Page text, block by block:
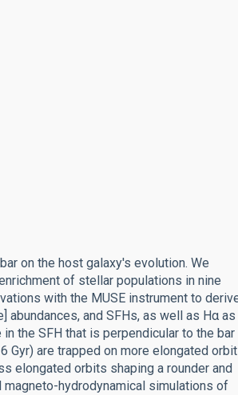
on the host galaxy's evolution. We
of stellar populations in nine
with the MUSE instrument to
and SFHs, as well as Hα as
the SFH that is perpendicular to the bar
are trapped on more elongated
elongated orbits shaping a rounder and
hydrodynamical simulations of